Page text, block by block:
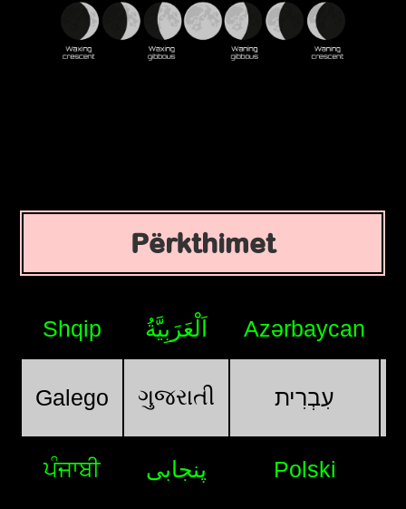
Përkthimet
Shqip اَلْعَرَبِيَّةُ Azərbaycan
Galego ગુજરાતી עִבְרִית
ਪੰਜਾਬੀ پنجابی Polski